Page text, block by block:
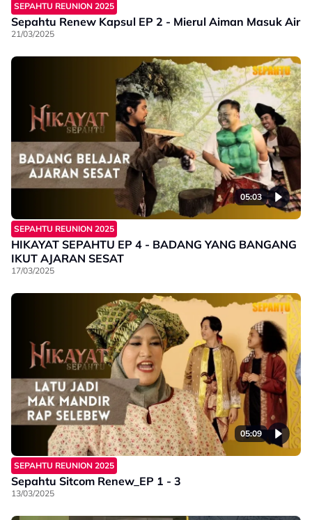
SEPAHTU REUNION 2025
Sepahtu Renew Kapsul EP 2 - Mierul Aiman Masuk Air
21/03/2025
05:03
SEPAHTU REUNION 2025
HIKAYAT SEPAHTU EP 4 - BADANG YANG BANGANG
IKUT AJARAN SESAT
17/03/2025
05:09
SEPAHTU REUNION 2025
Sepahtu Sitcom Renew_EP 1 - 3
13/03/2025